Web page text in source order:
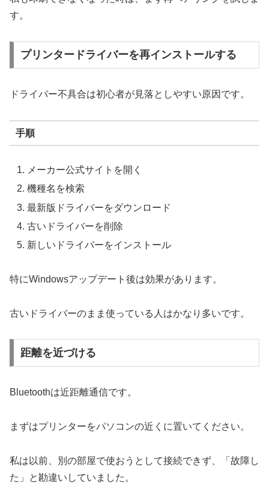
す。
プリンタードライバーを再インストールする
ドライバー不具合は初心者が見落としやすい原因です。
手順
メーカー公式サイトを開く
機種名を検索
最新版ドライバーをダウンロード
古いドライバーを削除
新しいドライバーをインストール
特にWindowsアップデート後は効果があります。
古いドライバーのまま使っている人はかなり多いです。
距離を近づける
Bluetoothは近距離通信です。
まずはプリンターをパソコンの近くに置いてください。
私は以前、別の部屋で使おうとして接続できず、「故障し
た」と勘違いしていました。